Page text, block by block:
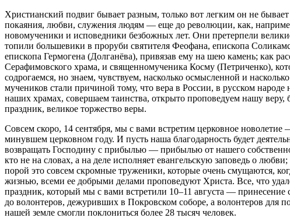
Христианский подвиг бывает разным, только вот легким он не
покаяния, любви, служения людям — еще до революции, как,
новомученики и исповедники безбожных лет. Они претерпели
топили большевики в проруби святителя Феофана, епископа
епископа Гермогена (Долганёва), привязав ему на шею камень; как
Серафимовского храма, и священномученика Косму (Петриченко),
содрогаемся, но знаем, чувствуем, насколько осмысленной и
мучеников стали причиной тому, что вера в России, в русском
наших храмах, совершаем таинства, открыто проповедуем нашу
праздник, великое торжество веры.
Совсем скоро, 14 сентября, мы с вами встретим церковное
минувшем церковном году. И пусть наша благодарность будет
возвращать Господину с прибылью — прибылью от нашего
кто не на словах, а на деле исполняет евангельскую заповедь о
порой это совсем скромные труженики, которые очень смущаются,
жизнью, всеми ее добрыми делами проповедуют Христа. Все, что
праздник, который мы с вами встретили 10–11 августа —
до волонтеров, дежуривших в Покровском соборе, а волонтеров для
нашей земле смогли поклониться более 28 тысяч человек.